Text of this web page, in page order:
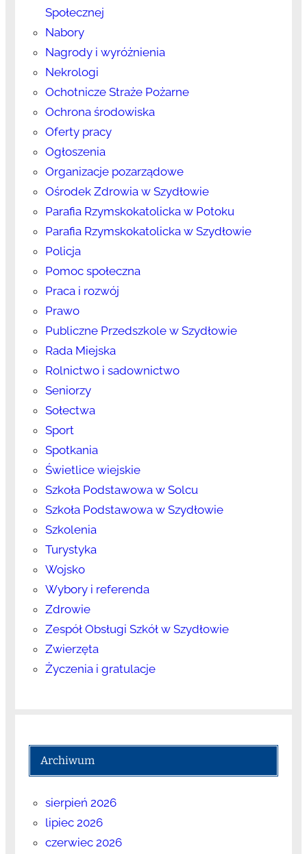
Społecznej
Nabory
Nagrody i wyróżnienia
Nekrologi
Ochotnicze Straże Pożarne
Ochrona środowiska
Oferty pracy
Ogłoszenia
Organizacje pozarządowe
Ośrodek Zdrowia w Szydłowie
Parafia Rzymskokatolicka w Potoku
Parafia Rzymskokatolicka w Szydłowie
Policja
Pomoc społeczna
Praca i rozwój
Prawo
Publiczne Przedszkole w Szydłowie
Rada Miejska
Rolnictwo i sadownictwo
Seniorzy
Sołectwa
Sport
Spotkania
Świetlice wiejskie
Szkoła Podstawowa w Solcu
Szkoła Podstawowa w Szydłowie
Szkolenia
Turystyka
Wojsko
Wybory i referenda
Zdrowie
Zespół Obsługi Szkół w Szydłowie
Zwierzęta
Życzenia i gratulacje
Archiwum
sierpień 2026
lipiec 2026
czerwiec 2026